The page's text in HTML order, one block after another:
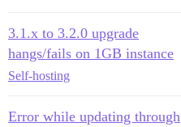
3.1.x to 3.2.0 upgrade
hangs/fails on 1GB instance
Self-hosting
Error while updating through